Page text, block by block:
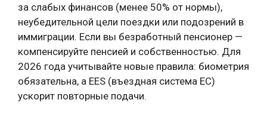
за слабых финансов (менее 50% от нормы),
неубедительной цели поездки или подозрений в
иммиграции. Если вы безработный пенсионер —
компенсируйте пенсией и собственностью. Для
2026 года учитывайте новые правила: биометрия
обязательна, а EES (въездная система ЕС)
ускорит повторные подачи.